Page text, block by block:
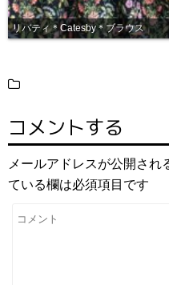
リバティ＊Catesby＊ブラウス
コメントする
メールアドレスが公開され
ている欄は必須項目です